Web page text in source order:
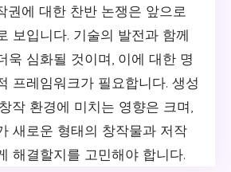
권에 대한 찬반 논쟁은 앞으로
보입니다. 기술의 발전과 함께
욱 심화될 것이며, 이에 대한 명
프레임워크가 필요합니다. 생성
작 환경에 미치는 영향은 크며,
새로운 형태의 창작물과 저작
해결할지를 고민해야 합니다.